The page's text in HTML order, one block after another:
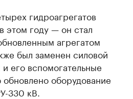
гидроагрегатов
этом году — он стал
агрегатом
был заменен силовой
его вспомогательные
оборудование
330 кВ.